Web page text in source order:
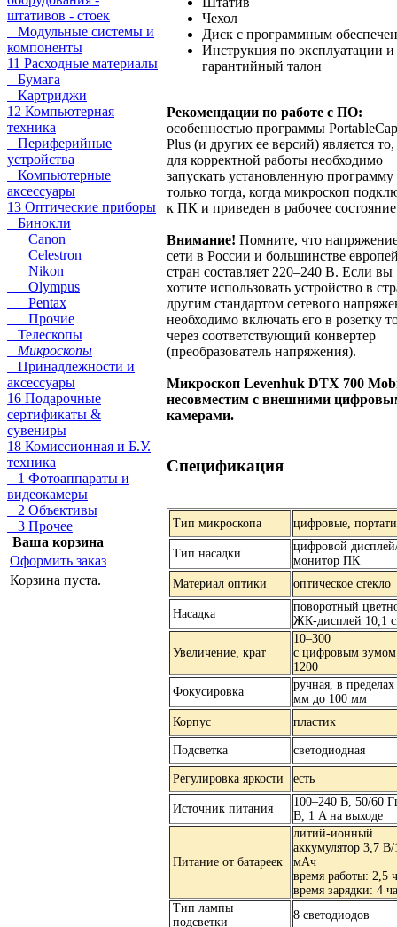
штативов - стоек
Модульные системы и
компоненты
11 Расходные материалы
Бумага
Картриджи
12 Компьютерная
техника
Периферийные
устройства
Компьютерные
аксессуары
13 Оптические приборы
Бинокли
Canon
Celestron
Nikon
Olympus
Pentax
Прочие
Телескопы
Микроскопы
Принадлежности и
аксессуары
16 Подарочные
сертификаты &
сувениры
18 Комиссионная и Б.У.
техника
1 Фотоаппараты и
видеокамеры
2 Объективы
3 Прочее
Ваша корзина
Оформить заказ
Корзина пуста.
Чехол
Диск с программным
Инструкция по эксплуатации и
гарантийный талон
Рекомендации по работе с ПО:
особенностью программы
Plus (и других ее версий) является то,
для корректной работы необходимо
запускать установленную программу
только тогда, когда микроскоп
к ПК и приведен в рабочее
Внимание! Помните, что
сети в России и большинстве
стран составляет 220–240 В. Если вы
хотите использовать устройство в
другим стандартом сетевого
необходимо включать его в розетку
через соответствующий конвертер
(преобразователь напряжения).
Микроскоп Levenhuk DTX 700
несовместим с внешними
камерами.
Спецификация
Тип микроскопа цифровые,
Тип насадки
цифровой
монитор ПК
Материал оптики
оптическое стекло
Насадка
поворотный
ЖК-дисплей 10,1
Увеличение, крат
10–300
с цифровым
1200
Фокусировка
ручная, в пределах
мм до 100 мм
Корпус
пластик
Подсветка светодиодная
Регулировка яркости есть
Источник питания
100–240 В, 50/60
В, 1 A на выходе
Питание от батареек
литий-ионный
аккумулятор 3,7 В/
мАч
время работы: 2,5
время зарядки: 4
Тип лампы
подсветки
8 светодиодов